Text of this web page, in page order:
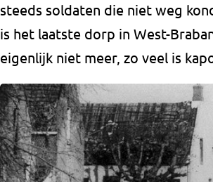
steeds soldaten die niet weg
is het laatste dorp in West-
eigenlijk niet meer, zo veel is